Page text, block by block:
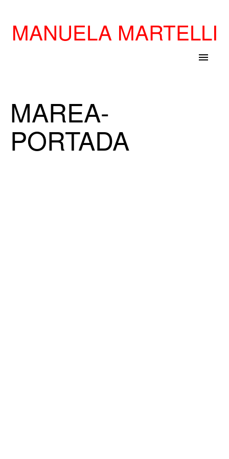
MANUELA MARTELLI
menu
MAREA-
PORTADA